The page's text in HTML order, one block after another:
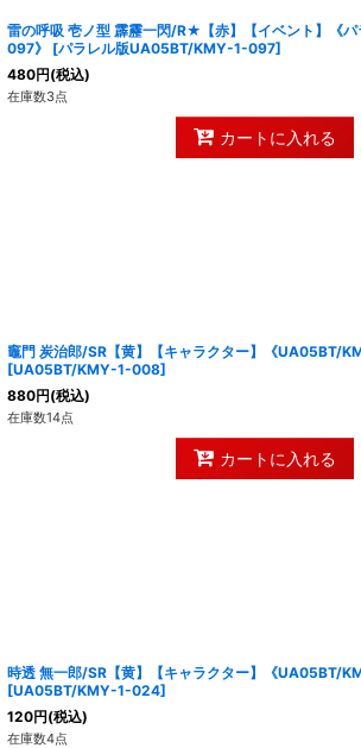
雷の呼吸 壱ノ型 霹靂一閃/R★【赤】【イベント】《
097》
[パラレル版UA05BT/KMY-1-097]
480円(税込)
在庫数3点
カートに入れる
竈門 炭治郎/SR【黄】【キャラクター】《UA05BT/
[UA05BT/KMY-1-008]
880円(税込)
在庫数14点
カートに入れる
時透 無一郎/SR【黄】【キャラクター】《UA05BT/
[UA05BT/KMY-1-024]
120円(税込)
在庫数4点